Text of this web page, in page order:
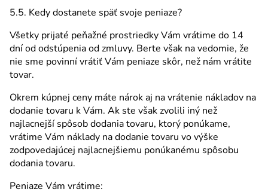
5.5. Kedy dostanete späť svoje peniaze?
Všetky prijaté peňažné prostriedky Vám vrátime do 14
dní od odstúpenia od zmluvy. Berte však na vedomie, že
nie sme povinní vrátiť Vám peniaze skôr, než nám vrátite
tovar.
Okrem kúpnej ceny máte nárok aj na vrátenie nákladov na
dodanie tovaru k Vám. Ak ste však zvolili iný než
najlacnejší spôsob dodania tovaru, ktorý ponúkame,
vrátime Vám náklady na dodanie tovaru vo výške
zodpovedajúcej najlacnejšiemu ponúkanému spôsobu
dodania tovaru.
Peniaze Vám vrátime: